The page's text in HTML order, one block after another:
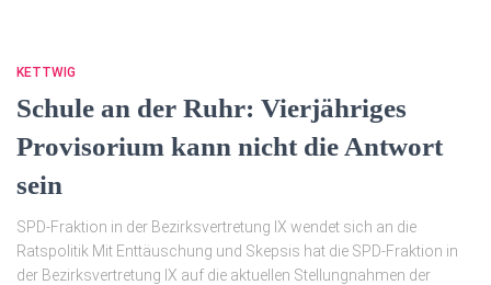
KETTWIG
Schule an der Ruhr: Vierjähriges
Provisorium kann nicht die Antwort
sein
SPD-Fraktion in der Bezirksvertretung IX wendet sich an die
Ratspolitik Mit Enttäuschung und Skepsis hat die SPD-Fraktion in
der Bezirksvertretung IX auf die aktuellen Stellungnahmen der